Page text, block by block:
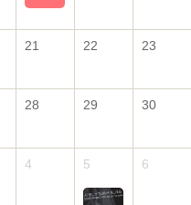
21 22 23
28 29 30
4 5 6